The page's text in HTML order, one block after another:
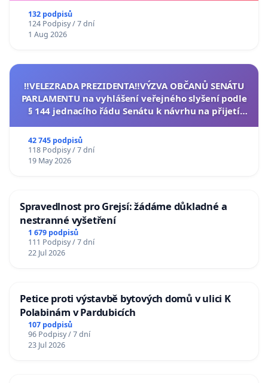
132 podpisů
124 Podpisy / 7 dní
1 Aug 2026
‼️VELEZRADA PREZIDENTA‼️VÝZVA OBČANŮ SENÁTU
PARLAMENTU na vyhlášení veřejného slyšení podle
§ 144 jednacího řádu Senátu k návrhu na přijetí
42 745 podpisů
118 Podpisy / 7 dní
19 May 2026
Spravedlnost pro Grejsí: žádáme důkladné a
nestranné vyšetření
1 679 podpisů
111 Podpisy / 7 dní
22 Jul 2026
Petice proti výstavbě bytových domů v ulici K
Polabinám v Pardubicích
107 podpisů
96 Podpisy / 7 dní
23 Jul 2026